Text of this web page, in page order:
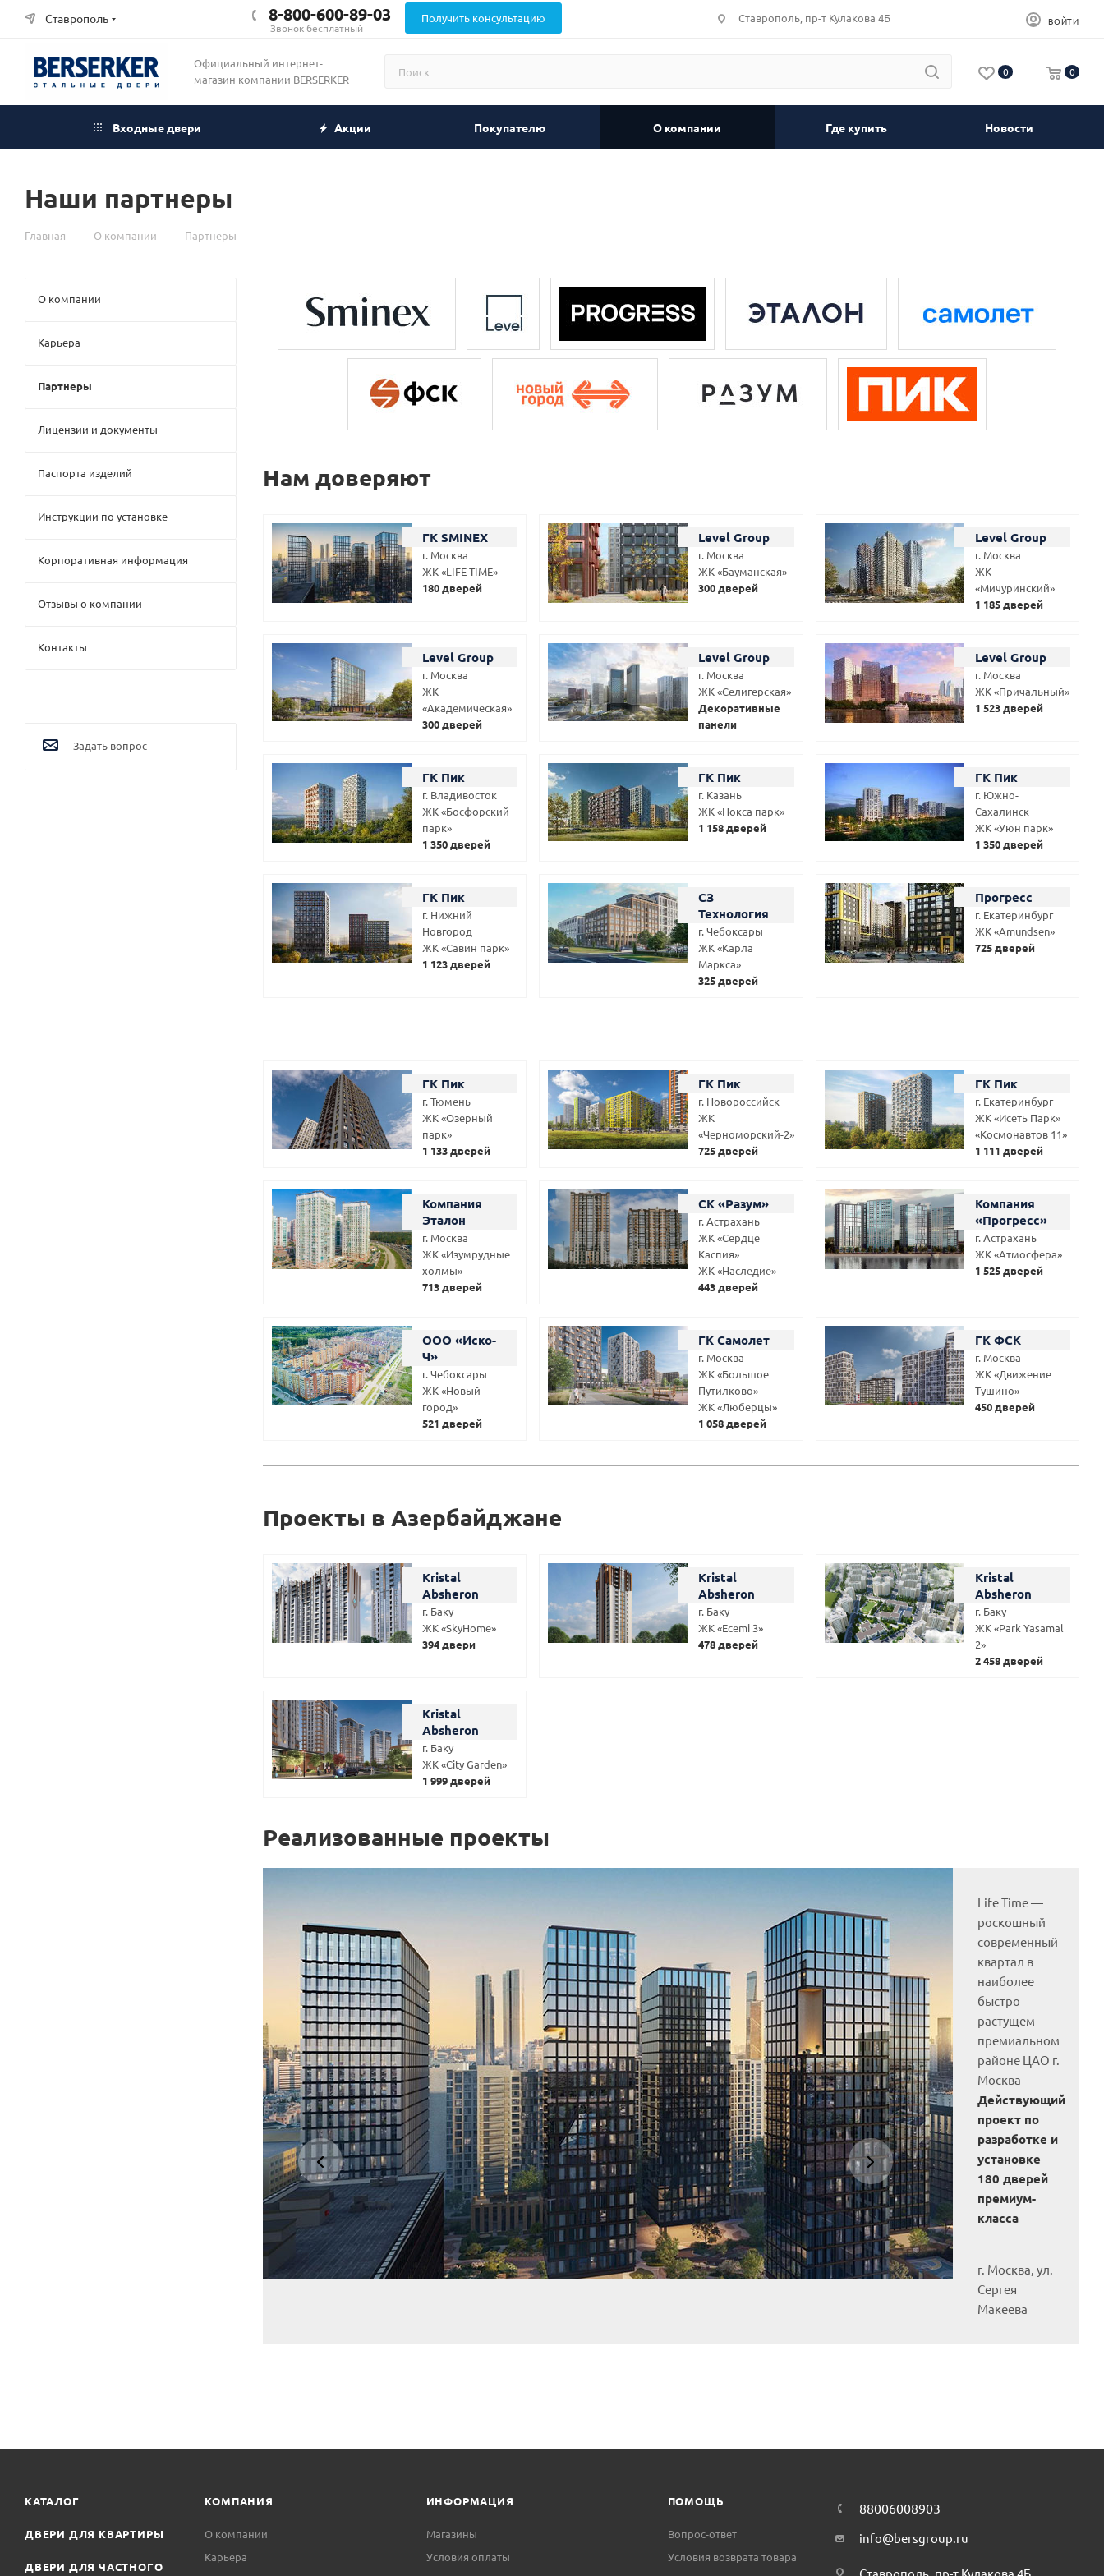
Ставрополь 8-800-600-89-03
Звонок бесплатный
Получить консультацию Ставрополь, пр-т Кулакова 4Б ВОЙТИ
Официальный интернет-
магазин компании BERSERKER
0 0
Входные двери Акции Покупателю О компании Где купить Новости
Наши партнеры
Главная — О компании — Партнеры
Нам доверяют
ГК SMINEX
г. Москва
ЖК «LIFE TIME»
180 дверей
Level Group
г. Москва
ЖК «Бауманская»
300 дверей
Level Group
г. Москва
ЖК
«Мичуринский»
1 185 дверей
Level Group
г. Москва
ЖК
«Академическая»
300 дверей
Level Group
г. Москва
ЖК «Селигерская»
Декоративные
панели
Level Group
г. Москва
ЖК «Причальный»
1 523 дверей
ГК Пик
г. Владивосток
ЖК «Босфорский
парк»
1 350 дверей
ГК Пик
г. Казань
ЖК «Нокса парк»
1 158 дверей
ГК Пик
г. Южно-
Сахалинск
ЖК «Уюн парк»
1 350 дверей
ГК Пик
г. Нижний
Новгород
ЖК «Савин парк»
1 123 дверей
СЗ
Технология
г. Чебоксары
ЖК «Карла
Маркса»
325 дверей
Прогресс
г. Екатеринбург
ЖК «Amundsen»
725 дверей
ГК Пик
г. Тюмень
ЖК «Озерный
парк»
1 133 дверей
ГК Пик
г. Новороссийск
ЖК
«Черноморский-2»
725 дверей
ГК Пик
г. Екатеринбург
ЖК «Исеть Парк»
«Космонавтов 11»
1 111 дверей
Компания
Эталон
г. Москва
ЖК «Изумрудные
холмы»
713 дверей
СК «Разум»
г. Астрахань
ЖК «Сердце
Каспия»
ЖК «Наследие»
443 дверей
Компания
«Прогресс»
г. Астрахань
ЖК «Атмосфера»
1 525 дверей
ООО «Иско-
Ч»
г. Чебоксары
ЖК «Новый
город»
521 дверей
ГК Самолет
г. Москва
ЖК «Большое
Путилково»
ЖК «Люберцы»
1 058 дверей
ГК ФСК
г. Москва
ЖК «Движение
Тушино»
450 дверей
Проекты в Азербайджане
Kristal
Absheron
г. Баку
ЖК «SkyHome»
394 двери
Kristal
Absheron
г. Баку
ЖК «Ecemi 3»
478 дверей
Kristal
Absheron
г. Баку
ЖК «Park Yasamal
2»
2 458 дверей
Kristal
Absheron
г. Баку
ЖК «City Garden»
1 999 дверей
Реализованные проекты
Life Time —
роскошный
современный
квартал в
наиболее
быстро
растущем
премиальном
районе ЦАО г.
Москва
Действующий
проект по
разработке и
установке
180 дверей
премиум-
класса
г. Москва, ул.
Сергея
Макеева
О компании
Карьера
Партнеры
Лицензии и документы
Паспорта изделий
Инструкции по установке
Корпоративная информация
Отзывы о компании
Контакты
Задать вопрос
КАТАЛОГ
ДВЕРИ ДЛЯ КВАРТИРЫ
ДВЕРИ ДЛЯ ЧАСТНОГО
КОМПАНИЯ
О компании
Карьера
ИНФОРМАЦИЯ
Магазины
Условия оплаты
ПОМОЩЬ
Вопрос-ответ
Условия возврата товара
88006008903
info@bersgroup.ru